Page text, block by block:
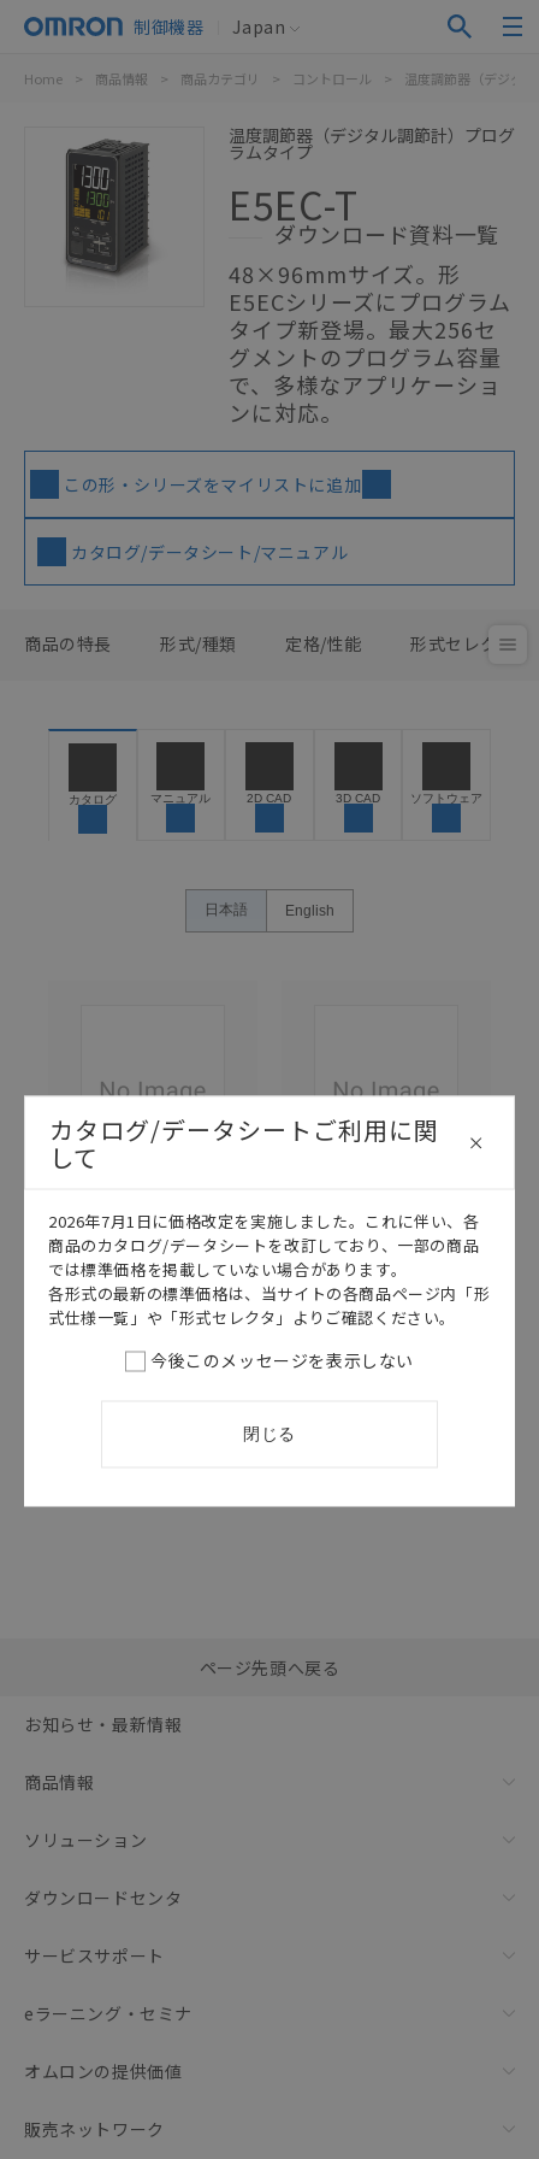
制御機器 Japan
Home > 商品情報 > 商品カテゴリ > コントロール > 温度調節器（デジタ
温度調節器（デジタル調節計）プログ
ラムタイプ
E5EC-T
ダウンロード資料一覧
48×96mmサイズ。形
E5ECシリーズにプログラム
タイプ新登場。最大256セ
グメントのプログラム容量
で、多様なアプリケーショ
ンに対応。
この形・シリーズをマイリストに追加
カタログ/データシート/マニュアル
商品の特長 形式/種類 定格/性能 形式セレクタ
カタログ マニュアル 2D CAD 3D CAD ソフトウェア
日本語 English
このカタログを選択
カタログ 日本語
SGTD-073AC
E5□C/E5□C-
T データシート
このカタログを選択
カタログ 日本語
SGTD-077E
E5AC-T/E5CC-
T/E5EC-T カタ
ログ
括ダウンロード
ページ先頭へ戻る
お知らせ・最新情報
商品情報
ソリューション
ダウンロードセンタ
サービスサポート
eラーニング・セミナ
オムロンの提供価値
販売ネットワーク
カタログ/データシートご利用に関
して
2026年7月1日に価格改定を実施しました。これに伴い、各
商品のカタログ/データシートを改訂しており、一部の商品
では標準価格を掲載していない場合があります。
各形式の最新の標準価格は、当サイトの各商品ページ内「形
式仕様一覧」や「形式セレクタ」よりご確認ください。
今後このメッセージを表示しない
閉じる